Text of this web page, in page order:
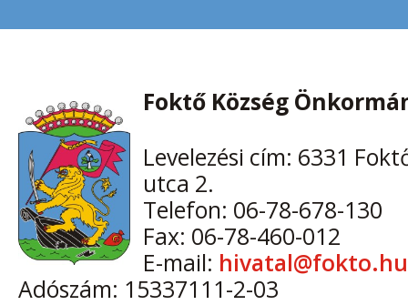
Foktő Község
Levelezési cím: 6331
utca 2.
Telefon: 06-78-678-130
Fax: 06-78-460-012
E-mail: hivatal@fokto.hu
Adószám: 15337111-2-03